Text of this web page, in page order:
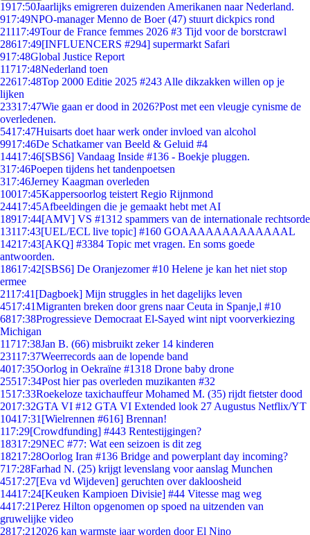
1917:50Jaarlijks emigreren duizenden Amerikanen naar Nederland.
917:49NPO-manager Menno de Boer (47) stuurt dickpics rond
21117:49Tour de France femmes 2026 #3 Tijd voor de borstcrawl
28617:49[INFLUENCERS #294] supermarkt Safari
917:48Global Justice Report
11717:48Nederland toen
22617:48Top 2000 Editie 2025 #243 Alle dikzakken willen op je
lijken
23317:47Wie gaan er dood in 2026?Post met een vleugje cynisme de
overledenen.
5417:47Huisarts doet haar werk onder invloed van alcohol
9917:46De Schatkamer van Beeld & Geluid #4
14417:46[SBS6] Vandaag Inside #136 - Boekje pluggen.
317:46Poepen tijdens het tandenpoetsen
317:46Jerney Kaagman overleden
10017:45Kappersoorlog teistert Regio Rijnmond
24417:45Afbeeldingen die je gemaakt hebt met AI
18917:44[AMV] VS #1312 spammers van de internationale rechtsorde
13117:43[UEL/ECL live topic] #160 GOAAAAAAAAAAAAAL
14217:43[AKQ] #3384 Topic met vragen. En soms goede
antwoorden.
18617:42[SBS6] De Oranjezomer #10 Helene je kan het niet stop
ermee
2117:41 [Dagboek] Mijn struggles in het dagelijks leven
4517:41Migranten breken door grens naar Ceuta in Spanje,l #10
6817:38Progressieve Democraat El-Sayed wint nipt voorverkiezing
Michigan
11717:38Jan B. (66) misbruikt zeker 14 kinderen
23117:37Weerrecords aan de lopende band
4017:35Oorlog in Oekraïne #1318 Drone baby drone
25517:34Post hier pas overleden muzikanten #32
1517:33Roekeloze taxichauffeur Mohamed M. (35) rijdt fietster dood
2017:32GTA VI #12 GTA VI Extended look 27 Augustus Netflix/YT
10417:31 [Wielrennen #616] Brennan!
117:29[Crowdfunding] #443 Rentestijgingen?
18317:29NEC #77: Wat een seizoen is dit zeg
18217:28Oorlog Iran #136 Bridge and powerplant day incoming?
717:28Farhad N. (25) krijgt levenslang voor aanslag Munchen
4517:27[Eva vd Wijdeven] geruchten over dakloosheid
14417:24[Keuken Kampioen Divisie] #44 Vitesse mag weg
4417:21Perez Hilton opgenomen op spoed na uitzenden van
gruwelijke video
2817:21 2026 kan warmste jaar worden door El Nino